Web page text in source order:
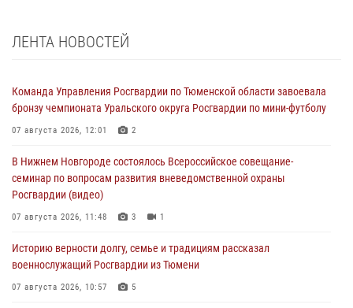
ЛЕНТА НОВОСТЕЙ
Команда Управления Росгвардии по Тюменской области завоевала
бронзу чемпионата Уральского округа Росгвардии по мини-футболу
07 августа 2026, 12:01 2
В Нижнем Новгороде состоялось Всероссийское совещание-
семинар по вопросам развития вневедомственной охраны
Росгвардии (видео)
07 августа 2026, 11:48 3 1
Историю верности долгу, семье и традициям рассказал
военнослужащий Росгвардии из Тюмени
07 августа 2026, 10:57 5